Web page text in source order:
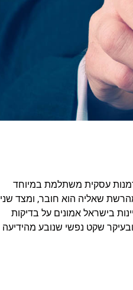
עסקית משתלמת במיוחד
מהרשת שאליה הוא חובר, ומצד שני
בישראל אמונים על בדיקות
ובעיקר שקט נפשי שנובע מהידיעה